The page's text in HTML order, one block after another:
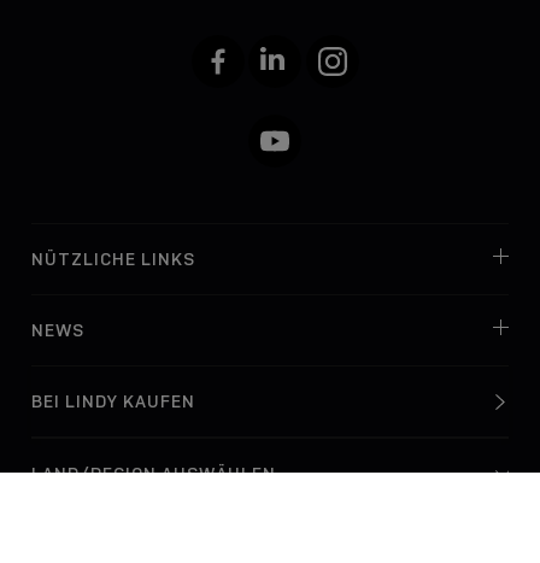
FacebookLinkedIn Instagram
YouTube
NÜTZLICHE LINKS
NEWS
BEI LINDY KAUFEN